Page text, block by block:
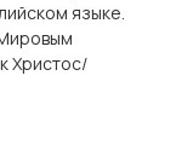
языке.
Христос/